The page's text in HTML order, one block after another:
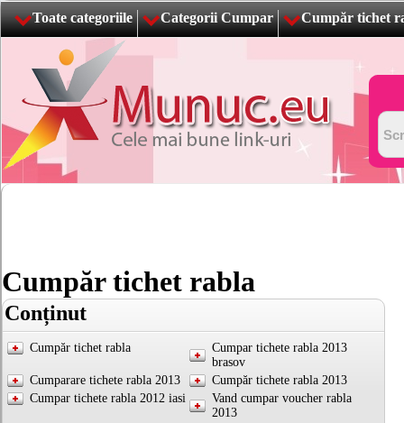
Toate categoriile Categorii Cumpar Cumpăr tichet
Cumpăr tichet rabla
Conținut
Cumpăr tichet rabla
Cumpar tichete rabla 2013
brasov
Cumparare tichete rabla 2013
Cumpăr tichete rabla 2013
Cumpar tichete rabla 2012 iasi
Vand cumpar voucher rabla
2013